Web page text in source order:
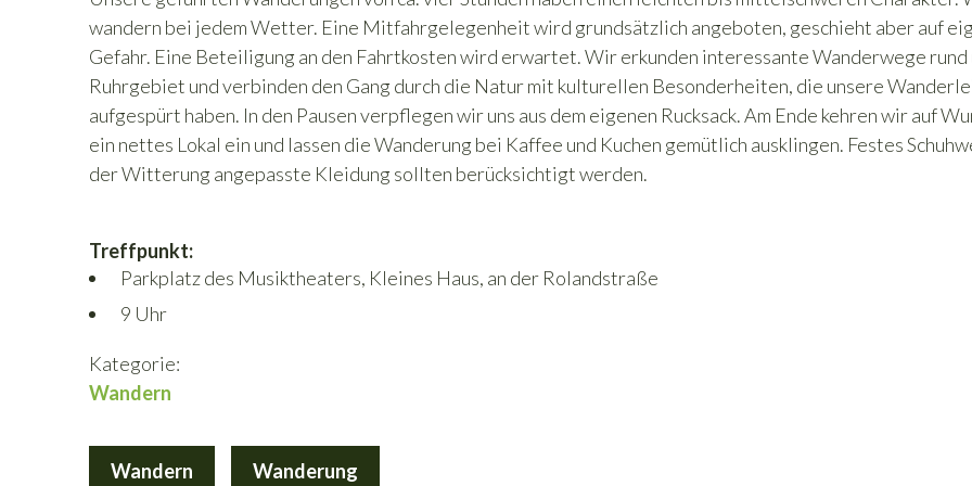
wandern bei jedem Wetter. Eine Mitfahrgelegenheit wird grundsätzlich angeboten, geschieht aber auf
Gefahr. Eine Beteiligung an den Fahrtkosten wird erwartet. Wir erkunden interessante Wanderwege rund
Ruhrgebiet und verbinden den Gang durch die Natur mit kulturellen Besonderheiten, die unsere
aufgespürt haben. In den Pausen verpflegen wir uns aus dem eigenen Rucksack. Am Ende kehren wir auf
ein nettes Lokal ein und lassen die Wanderung bei Kaffee und Kuchen gemütlich ausklingen. Festes
der Witterung angepasste Kleidung sollten berücksichtigt werden.
Treffpunkt:
Parkplatz des Musiktheaters, Kleines Haus, an der Rolandstraße
9 Uhr
Kategorie:
Wandern
Wandern Wanderung